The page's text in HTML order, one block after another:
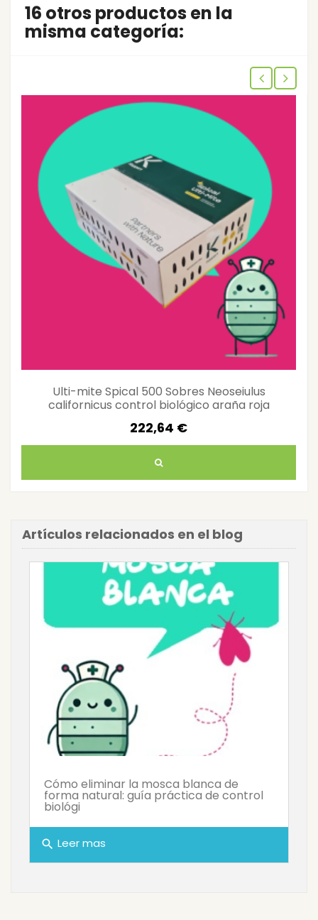
16 otros productos en la
misma categoría:
Ulti-mite Spical 500 Sobres Neoseiulus
californicus control biológico araña roja
222,64 €
Artículos relacionados en el blog
Cómo eliminar la mosca blanca de
forma natural: guía práctica de control
biológi
search Leer mas